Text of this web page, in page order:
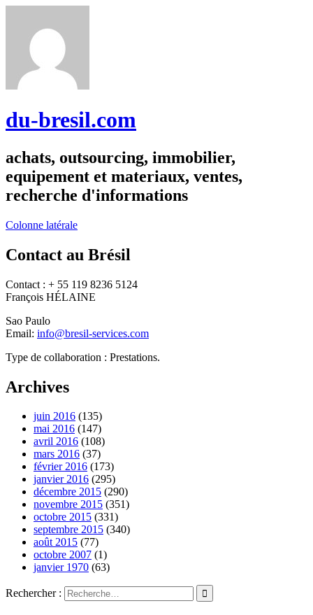
du-bresil.com
achats, outsourcing, immobilier,
equipement et materiaux, ventes,
recherche d'informations
Colonne latérale
Contact au Brésil
Contact : + 55 119 8236 5124
François HÉLAINE
Sao Paulo
Email: info@bresil-services.com
Type de collaboration : Prestations.
Archives
juin 2016 (135)
mai 2016 (147)
avril 2016 (108)
mars 2016 (37)
février 2016 (173)
janvier 2016 (295)
décembre 2015 (290)
novembre 2015 (351)
octobre 2015 (331)
septembre 2015 (340)
août 2015 (77)
octobre 2007 (1)
janvier 1970 (63)
Rechercher :